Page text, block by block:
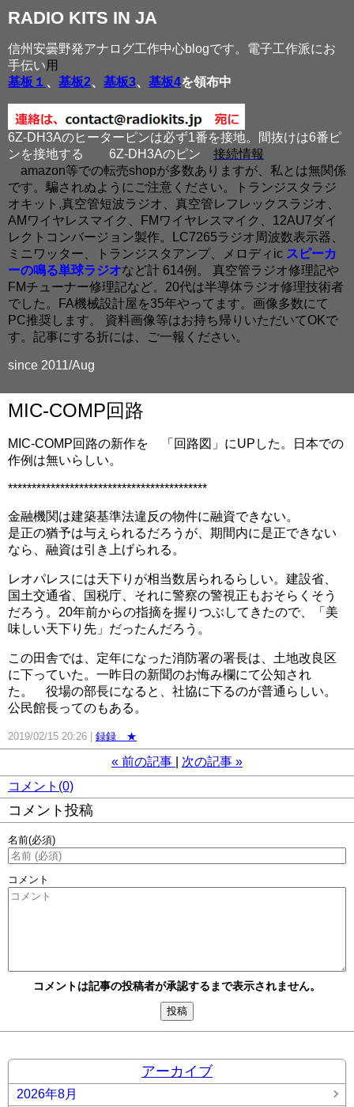
RADIO KITS IN JA
信州安曇野発アナログ工作中心blogです。電子工作派にお
手伝い用
基板１ 、 基板2、 基板3、 基板4を領布中
6Z-DH3Aのヒーターピンは必ず1番を接地。間抜けは6番ピ
ンを接地する
6Z-DH3Aのピン 接続情報
amazon等での転売shopが多数ありますが、私とは無関係
です。騙されぬようにご注意ください。トランジスタラジ
オキット,真空管短波ラジオ、真空管レフレックスラジオ、
AMワイヤレスマイク、FMワイヤレスマイク、12AU7ダイ
レクトコンバージョン製作。LC7265ラジオ周波数表示器、
ミニワッター、トランジスタアンプ、メロディic スピーカ
ーの鳴る単球ラジオなど計 614例。 真空管ラジオ修理記や
FMチューナー修理記など。20代は半導体ラジオ修理技術者
でした。FA機械設計屋を35年やってます。画像多数にて
PC推奨します。 資料画像等はお持ち帰りいただいてOKで
す。記事にする折には、ご一報ください。
since 2011/Aug
MIC-COMP回路
MIC-COMP回路の新作を 「回路図」にUPした。日本での
作例は無いらしい。
******************************************
金融機関は建築基準法違反の物件に融資できない。
是正の猶予は与えられるだろうが、期間内に是正できない
なら、融資は引き上げられる。
レオパレスには天下りが相当数居られるらしい。建設省、
国土交通省、国税庁、それに警察の警視正もおそらくそう
だろう。20年前からの指摘を握りつぶしてきたので、「美
味しい天下り先」だったんだろう。
この田舎では、定年になった消防署の署長は、土地改良区
に下っていた。一昨日の新聞のお悔み欄にて公知され
た。 役場の部長になると、社協に下るのが普通らしい。
公民館長ってのもある。
2019/02/15 20:26 録録 ★
« 前の記事 次の記事 »
コメント(0)
コメント投稿
名前(必須)
コメント
コメントは記事の投稿者が承認するまで表示されません。
アーカイブ
2026年8月